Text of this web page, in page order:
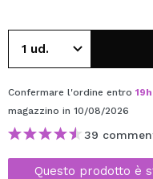
Confermare l'ordine entro 19h
magazzino in 10/08/2026
39
Questo prodotto è